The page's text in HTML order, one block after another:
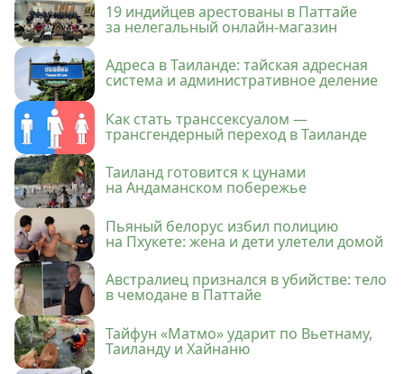
19 индийцев арестованы в Паттайе
за нелегальный онлайн-магазин
Адреса в Таиланде: тайская адресная
система и административное деление
Как стать транссексуалом —
трансгендерный переход в Таиланде
Таиланд готовится к цунами
на Андаманском побережье
Пьяный белорус избил полицию
на Пхукете: жена и дети улетели домой
Австралиец признался в убийстве: тело
в чемодане в Паттайе
Тайфун «Матмо» ударит по Вьетнаму,
Таиланду и Хайнаню